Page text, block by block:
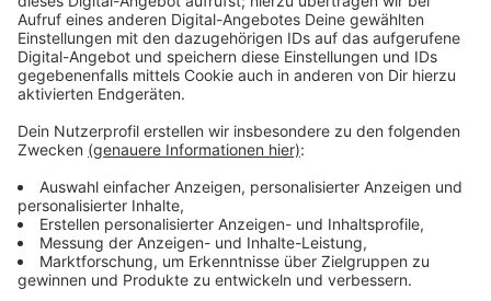
Ralf "Eppi" Ebbing freut sich schon darauf, wenn der
Karneval in Münster wieder starten kann. Er hat einiges
vor. Er plant ein Bandprojekt, möchte den rockigen
wieder als Eppi auftreten. Sein großer Wunsch: Mal
wieder auf dem Prinzipalmarkt seinen Hit "Hey
Münster" im Karneval zum Besten geben.
Anzeige